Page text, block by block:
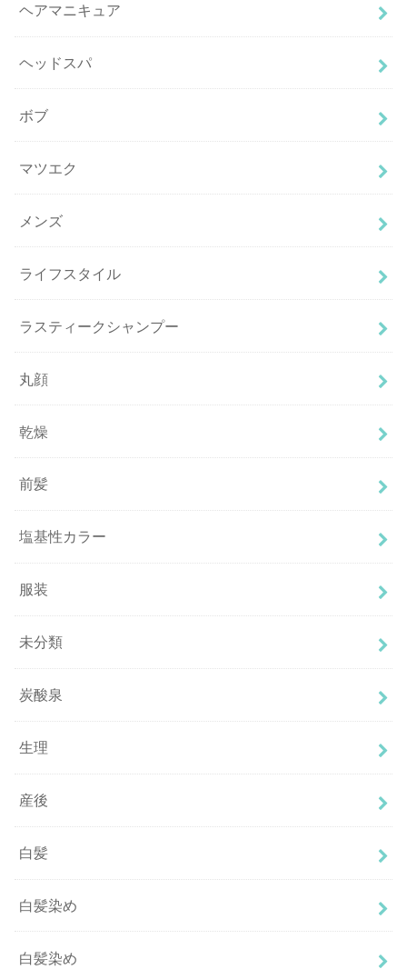
ヘアマニキュア
ヘッドスパ
ボブ
マツエク
メンズ
ライフスタイル
ラスティークシャンプー
丸顔
乾燥
前髪
塩基性カラー
服装
未分類
炭酸泉
生理
産後
白髪
白髪染め
白髪染め